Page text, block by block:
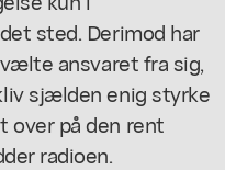
sted. Derimod har
ansvaret fra sig,
sjælden enig styrke
over på den rent
radioen.